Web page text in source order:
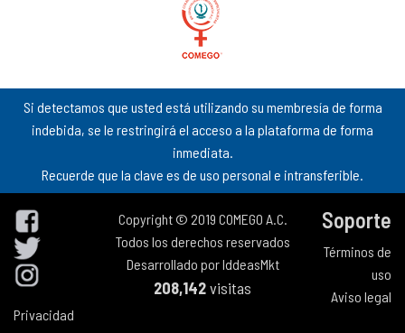
Si detectamos que usted está utilizando su membresía de forma
indebida, se le restringirá el acceso a la plataforma de forma
inmediata.
Recuerde que la clave es de uso personal e intransferible.
Privacidad
Copyright © 2019 COMEGO A.C.
Todos los derechos reservados
Desarrollado porIddeasMkt
208,142visitas
Soporte
Términos de
uso
Aviso legal